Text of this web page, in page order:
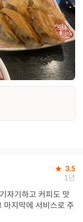
3.5
1년
자기하고 커피도 맛
마지막에 서비스로 주